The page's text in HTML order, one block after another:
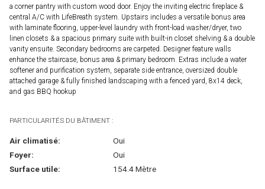
a corner pantry with custom wood door. Enjoy the inviting electric fireplace &
central A/C with LifeBreath system. Upstairs includes a versatile bonus area
with laminate flooring, upper-level laundry with front-load washer/dryer, two
linen closets & a spacious primary suite with built-in closet shelving & a double
vanity ensuite. Secondary bedrooms are carpeted. Designer feature walls
enhance the staircase, bonus area & primary bedroom. Extras include a water
softener and purification system, separate side entrance, oversized double
attached garage & fully finished landscaping with a fenced yard, 8x14 deck,
and gas BBQ hookup
PARTICULARITÉS DU BÂTIMENT :
Air climatisé:
Oui
Foyer:
Oui
Surface utile:
154.4 Mètre